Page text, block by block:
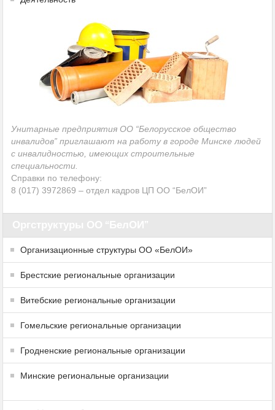
Унитарные предприятия ОО “Белорусское общество
инвалидов” приглашают на работу в городе Минске людей
с инвалидностью, имеющих строительные
специальности.
Справки по телефону:
8 (017) 3972869 – отдел кадров ЦП ОО “БелОИ”
Организационные структуры ОО «БелОИ»
Брестские региональные организации
Витебские региональные организации
Гомельские региональные организации
Гродненские региональные организации
Минские региональные организации